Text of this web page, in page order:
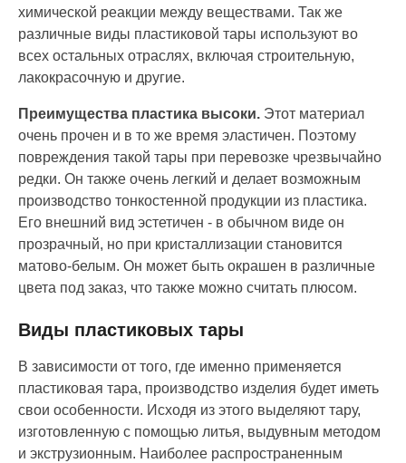
химической реакции между веществами. Так же
различные виды пластиковой тары используют во
всех остальных отраслях, включая строительную,
лакокрасочную и другие.
Преимущества пластика высоки.Этот материал
очень прочен и в то же время эластичен. Поэтому
повреждения такой тары при перевозке чрезвычайно
редки. Он также очень легкий и делает возможным
производство тонкостенной продукции из пластика.
Его внешний вид эстетичен - в обычном виде он
прозрачный, но при кристаллизации становится
матово-белым. Он может быть окрашен в различные
цвета под заказ, что также можно считать плюсом.
Виды пластиковых тары
В зависимости от того, где именно применяется
пластиковая тара, производство изделия будет иметь
свои особенности. Исходя из этого выделяют тару,
изготовленную с помощью литья, выдувным методом
и экструзионным. Наиболее распространенным